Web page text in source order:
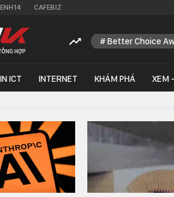
CAFEBIZ
Better Choice
ICT INTERNET KHÁM PHÁ XEM